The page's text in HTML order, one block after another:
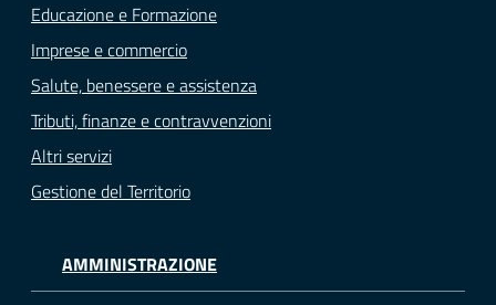
Educazione e Formazione
Imprese e commercio
Salute, benessere e assistenza
Tributi, finanze e contravvenzioni
Altri servizi
Gestione del Territorio
AMMINISTRAZIONE